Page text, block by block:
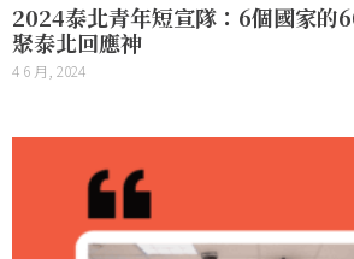
2024泰北青年短宣隊：6個國家的
聚泰北回應神
4 6 月, 2024